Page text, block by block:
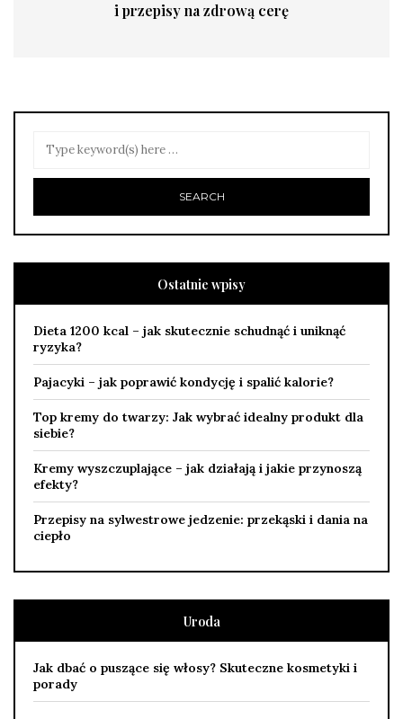
i przepisy na zdrową cerę
Ostatnie wpisy
Dieta 1200 kcal – jak skutecznie schudnąć i uniknąć
ryzyka?
Pajacyki – jak poprawić kondycję i spalić kalorie?
Top kremy do twarzy: Jak wybrać idealny produkt dla
siebie?
Kremy wyszczuplające – jak działają i jakie przynoszą
efekty?
Przepisy na sylwestrowe jedzenie: przekąski i dania na
ciepło
Uroda
Jak dbać o puszące się włosy? Skuteczne kosmetyki i
porady